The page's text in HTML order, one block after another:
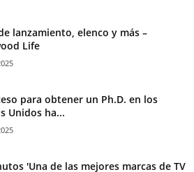
lanzamiento, elenco y más –
Life
para obtener un Ph.D. en los
Unidos ha...
'Una de las mejores marcas de TV